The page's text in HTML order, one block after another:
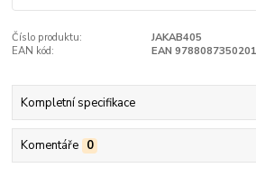
Číslo produktu:
JAKAB405
EAN kód:
EAN 9788087350201
Kompletní specifikace
Komentáře 0